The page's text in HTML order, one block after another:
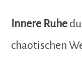
Innere Ruhe
chaotischen